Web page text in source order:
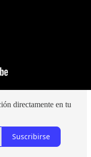
directamente en tu
Suscribirse